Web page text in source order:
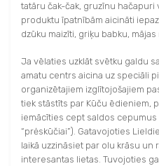
tatāru čak-čak, gruzīnu hačapuri
produktu īpatnībām aicināti
dzūku maizīti, griķu babku,
Ja vēlaties uzklāt svētku galdu
amatu centrs aicina uz speciāli
organizētajiem izglītojošajiem
tiek stāstīts par Kūču ēdieniem,
iemācīties cept saldos cepumus
“prėskūčiai”). Gatavojoties
laikā uzzināsiet par olu krāsu un
interesantas lietas. Tuvojoties